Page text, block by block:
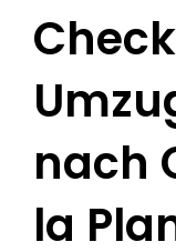
nach
la